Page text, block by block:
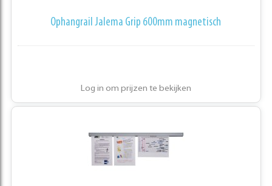
Ophangrail Jalema Grip 600mm magnetisch
Log in om prijzen te bekijken